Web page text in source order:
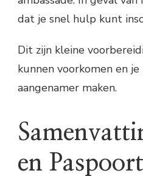
dat je snel hulp kunt
Dit zijn kleine
kunnen voorkomen en
aangenamer maken.
en